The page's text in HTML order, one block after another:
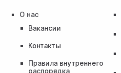
О нас
Вакансии
Контакты
Правила внутреннего
распорядка